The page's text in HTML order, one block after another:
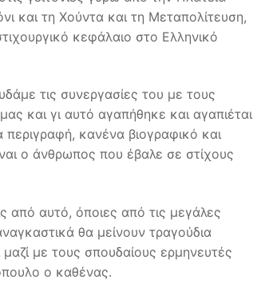
και τη Χούντα και τη Μεταπολίτευση,
κεφάλαιο στο Ελληνικό
τις συνεργασίες του με τους
και γι αυτό αγαπήθηκε και αγαπιέται
περιγραφή, κανένα βιογραφικό και
ο άνθρωπος που έβαλε σε στίχους
από αυτό, όποιες από τις μεγάλες
θα μείνουν τραγούδια
με τους σπουδαίους ερμηνευτές
ο καθένας.